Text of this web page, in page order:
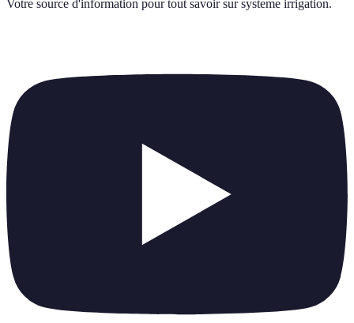
Votre source d'information pour tout savoir sur systeme irrigation.